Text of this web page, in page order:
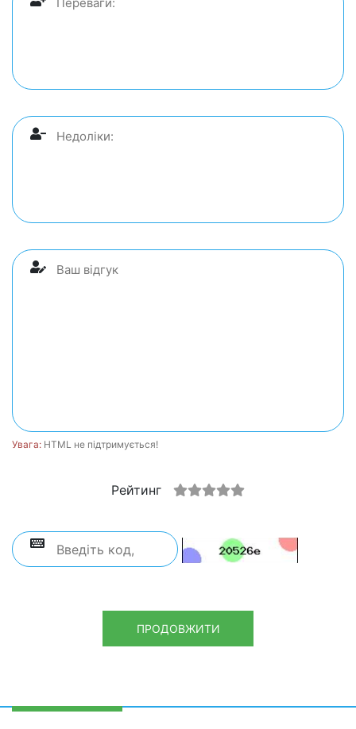
Увага: HTML не підтримується!
Рейтинг
ПРОДОВЖИТИ